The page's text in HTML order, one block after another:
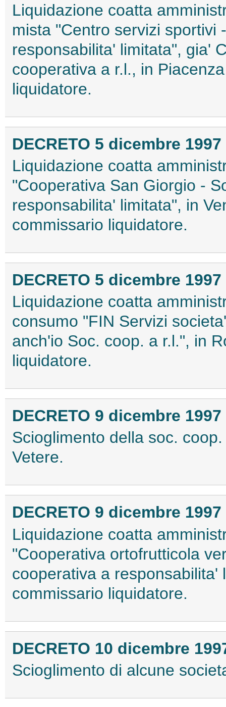
Liquidazione coatta
mista "Centro servizi sportivi
responsabilita' limitata", gia'
cooperativa a r.l., in
liquidatore.
DECRETO 5 dicembre 1997
Liquidazione coatta
"Cooperativa San Giorgio -
responsabilita' limitata", in
commissario liquidatore.
DECRETO 5 dicembre 1997
Liquidazione coatta
consumo "FIN Servizi
anch'io Soc. coop. a r.l.", in
liquidatore.
DECRETO 9 dicembre 1997
Scioglimento della soc.
Vetere.
DECRETO 9 dicembre 1997
Liquidazione coatta
"Cooperativa ortofrutticola
cooperativa a responsabilita'
commissario liquidatore.
DECRETO 10 dicembre
Scioglimento di alcune